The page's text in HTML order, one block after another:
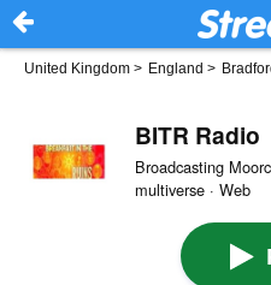
United Kingdom > England >
BITR Radio
Broadcasting
multiverse · Web